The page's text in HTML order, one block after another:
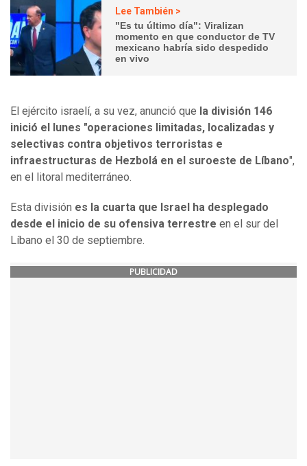
Lee También >
"Es tu último día": Viralizan
momento en que conductor de TV
mexicano habría sido despedido
en vivo
El ejército israelí, a su vez, anunció que la división 146
inició el lunes "operaciones limitadas, localizadas y
selectivas contra objetivos terroristas e
infraestructuras de Hezbolá en el suroeste de Líbano",
en el litoral mediterráneo.
Esta división es la cuarta que Israel ha desplegado
desde el inicio de su ofensiva terrestre en el sur del
Líbano el 30 de septiembre.
PUBLICIDAD